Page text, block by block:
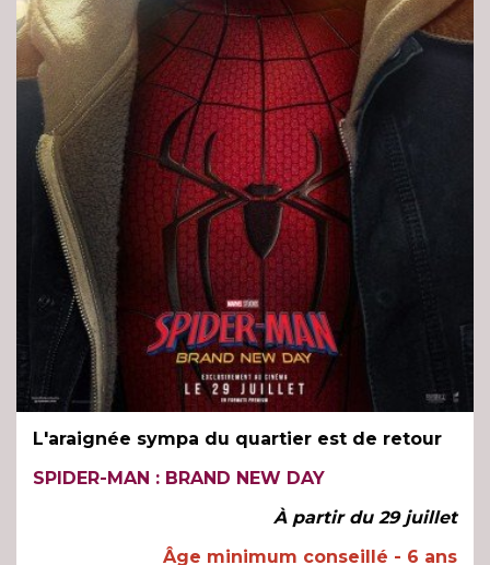
L'araignée sympa du quartier est de retour
SPIDER-MAN : BRAND NEW DAY
À partir du 29 juillet
Âge minimum conseillé - 6 ans